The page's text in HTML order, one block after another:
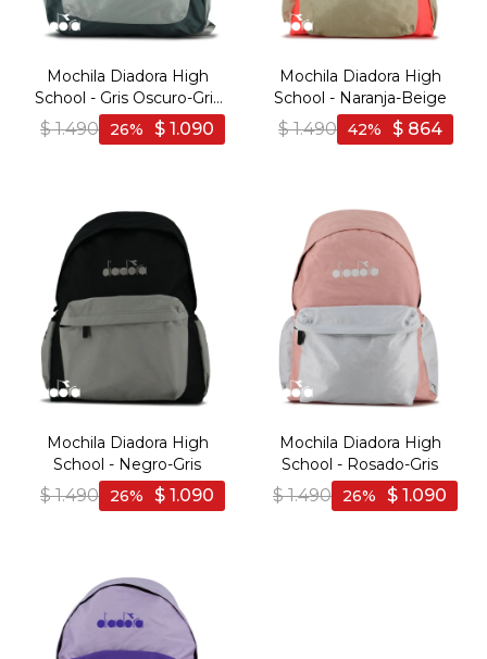
Mochila Diadora High
School - Gris Oscuro-Gris
Claro
$ 1.490 $ 1.090
26
Mochila Diadora High
School - Naranja-Beige
$ 1.490 $ 864
42
Mochila Diadora High
School - Negro-Gris
$ 1.490 $ 1.090
26
Mochila Diadora High
School - Rosado-Gris
$ 1.490 $ 1.090
26